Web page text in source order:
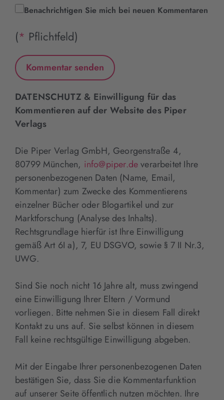
Benachrichtigen Sie mich bei neuen Kommentaren
(* Pflichtfeld)
DATENSCHUTZ & Einwilligung für das
Kommentieren auf der Website des Piper
Verlags
Die Piper Verlag GmbH, Georgenstraße 4,
80799 München, info@piper.deverarbeitet Ihre
personenbezogenen Daten (Name, Email,
Kommentar) zum Zwecke des Kommentierens
einzelner Bücher oder Blogartikel und zur
Marktforschung (Analyse des Inhalts).
Rechtsgrundlage hierfür ist Ihre Einwilligung
gemäß Art 6I a), 7, EU DSGVO, sowie § 7 II Nr.3,
UWG.
Sind Sie noch nicht 16 Jahre alt, muss zwingend
eine Einwilligung Ihrer Eltern / Vormund
vorliegen. Bitte nehmen Sie in diesem Fall direkt
Kontakt zu uns auf. Sie selbst können in diesem
Fall keine rechtsgültige Einwilligung abgeben.
Mit der Eingabe Ihrer personenbezogenen Daten
bestätigen Sie, dass Sie die Kommentarfunktion
auf unserer Seite öffentlich nutzen möchten. Ihre